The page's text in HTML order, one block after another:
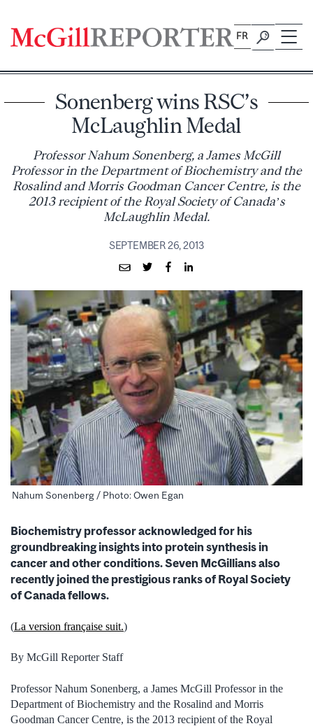
content
FR
Sonenberg wins RSC’s
McLaughlin Medal
Professor Nahum Sonenberg, a James McGill
Professor in the Department of Biochemistry and the
Rosalind and Morris Goodman Cancer Centre, is the
2013 recipient of the Royal Society of Canada’s
McLaughlin Medal.
SEPTEMBER 26, 2013
Nahum Sonenberg / Photo: Owen Egan
Biochemistry professor acknowledged for his
groundbreaking insights into protein synthesis in
cancer and other conditions. Seven McGillians also
recently joined the prestigious ranks of Royal Society
of Canada fellows.
(La version française suit.)
By McGill Reporter Staff
Professor Nahum Sonenberg, a James McGill Professor in the
Department of Biochemistry and the Rosalind and Morris
Goodman Cancer Centre, is the 2013 recipient of the Royal